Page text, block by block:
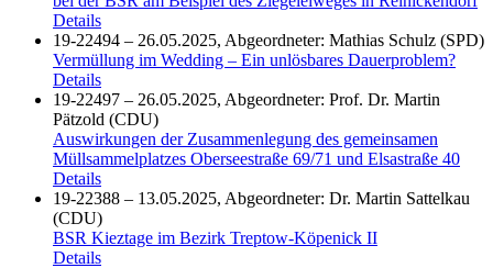
Details
19-22494 – 26.05.2025, Abgeordneter: Mathias Schulz (SPD)
Vermüllung im Wedding – Ein unlösbares Dauerproblem?
Details
19-22497 – 26.05.2025, Abgeordneter: Prof. Dr. Martin
Pätzold (CDU)
Auswirkungen der Zusammenlegung des gemeinsamen
Müllsammelplatzes Oberseestraße 69/71 und Elsastraße 40
Details
19-22388 – 13.05.2025, Abgeordneter: Dr. Martin Sattelkau
(CDU)
BSR Kieztage im Bezirk Treptow-Köpenick II
Details